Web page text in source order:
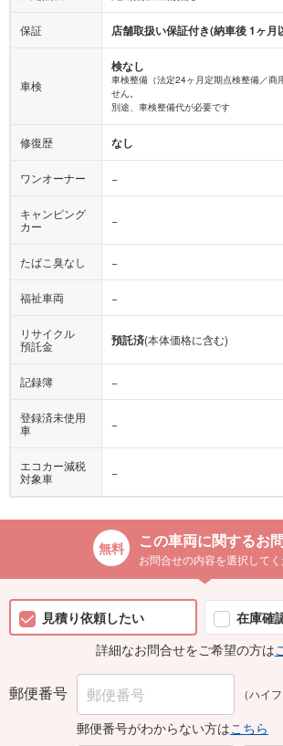
保証 店舗取扱い保証付き(納車後 1ヶ
車検
検なし
車検整備（法定24ヶ月定期点検整備／商
せん。
別途、車検整備代が必要です
修復歴 なし
ワンオーナー −
キャンピング
カー
−
たばこ臭なし −
福祉車両 −
リサイクル
預託金
預託済(本体価格に含む)
記録簿 −
登録済未使用
車
−
エコカー減税
対象車
−
この車両に関するお
お問合せの内容を選択して
見積り依頼したい
在庫確
詳細なお問合せをご希望の方は
郵便番号 （ハイ
郵便番号がわからない方はこちら